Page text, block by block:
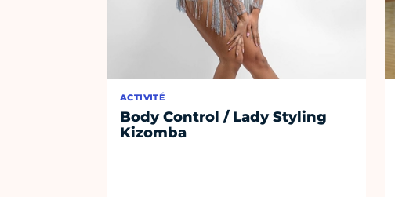
ACTIVITÉ
Body Control / Lady Styling
Kizomba